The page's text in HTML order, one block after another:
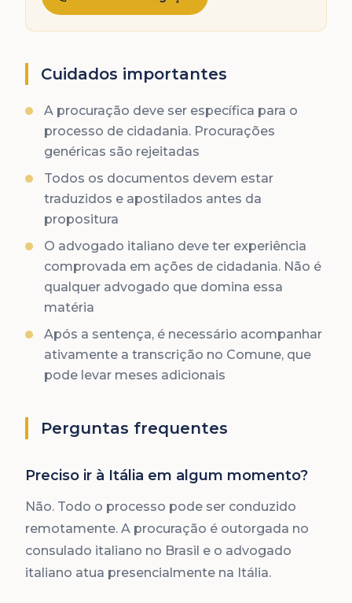
Cuidados importantes
A procuração deve ser específica para o
processo de cidadania. Procurações
genéricas são rejeitadas
Todos os documentos devem estar
traduzidos e apostilados antes da
propositura
O advogado italiano deve ter experiência
comprovada em ações de cidadania. Não é
qualquer advogado que domina essa
matéria
Após a sentença, é necessário acompanhar
ativamente a transcrição no Comune, que
pode levar meses adicionais
Perguntas frequentes
Preciso ir à Itália em algum momento?
Não. Todo o processo pode ser conduzido
remotamente. A procuração é outorgada no
consulado italiano no Brasil e o advogado
italiano atua presencialmente na Itália.